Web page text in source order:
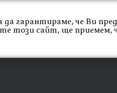
Начало За нас
да гарантираме, че Ви
този сайт, ще приемем,